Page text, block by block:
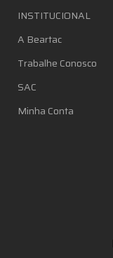
INSTITUCIONAL
A Beartac
Trabalhe Conosco
SAC
Minha Conta